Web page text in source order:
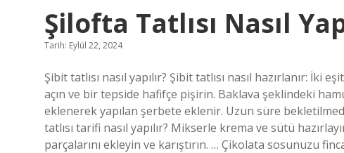
Şilofta Tatlısı Nasıl
Tarih: Eylül 22, 2024
Şibit tatlısı nasıl yapılır? Şibit tatlısı nasıl hazırlanır:
açın ve bir tepside hafifçe pişirin. Baklava şeklindeki
eklenerek yapılan şerbete eklenir. Uzun süre
tatlısı tarifi nasıl yapılır? Mikserle krema ve sütü
parçalarını ekleyin ve karıştırın. … Çikolata sosunuzu